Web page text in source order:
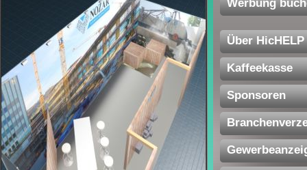
Werbung
Über HicHELP
Kaffeekasse
Sponsoren